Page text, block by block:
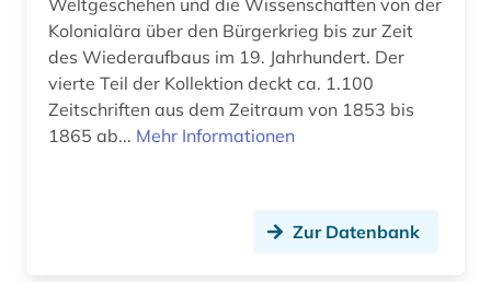
pflegemanagement (1)
philippinen (1)
philosophie (9)
Weltgeschehen und die Wissenschaften von der
Kolonialära über den Bürgerkrieg bis zur Zeit
des Wiederaufbaus im 19. Jahrhundert. Der
vierte Teil der Kollektion deckt ca. 1.100
Zeitschriften aus dem Zeitraum von 1853 bis
1865 ab... Mehr Informationen
Zur Datenbank